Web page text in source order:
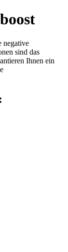
negative
sind das
Ihnen ein